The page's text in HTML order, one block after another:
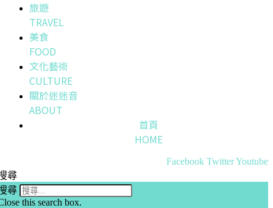
旅遊
TRAVEL
美食
FOOD
文化藝術
CULTURE
關於迷迷音
ABOUT
首頁
HOME
Facebook TwitterYoutube
尋
尋
this search box.